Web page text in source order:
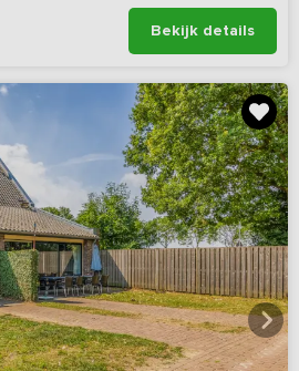
Bekijk details